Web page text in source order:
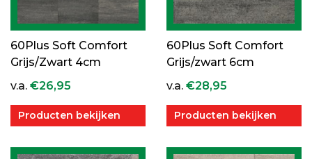
60Plus Soft Comfort
Grijs/Zwart 4cm
v.a. €26,95
Producten bekijken
60Plus Soft Comfort
Grijs/zwart 6cm
v.a. €28,95
Producten bekijken